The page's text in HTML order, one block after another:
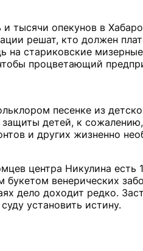
тысячи опекунов в
решат, кто должен
на стариковские
процветающий
песенке из
защиты детей, к
и других жизненно
центра Никулина
венерических
дело доходит редко.
установить истину.